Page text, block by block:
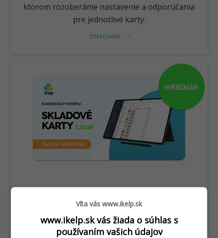
ktorom rozoberáme nastavenie a odporúčania
pre jednotlivé karty.
arrow_right_alt
ČÍTAŤ ČLÁNOK
Skladové karty - 1. časť
Video návod o skladových kartách, ktorých
Víta vás www.ikelp.sk
www.ikelp.sk vás žiada o súhlas s
používaním vašich údajov